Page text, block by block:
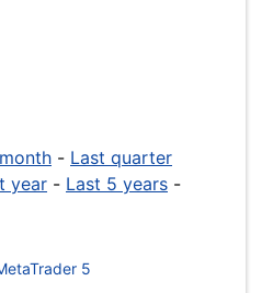
- Last quarter
year - Last 5 years -
5